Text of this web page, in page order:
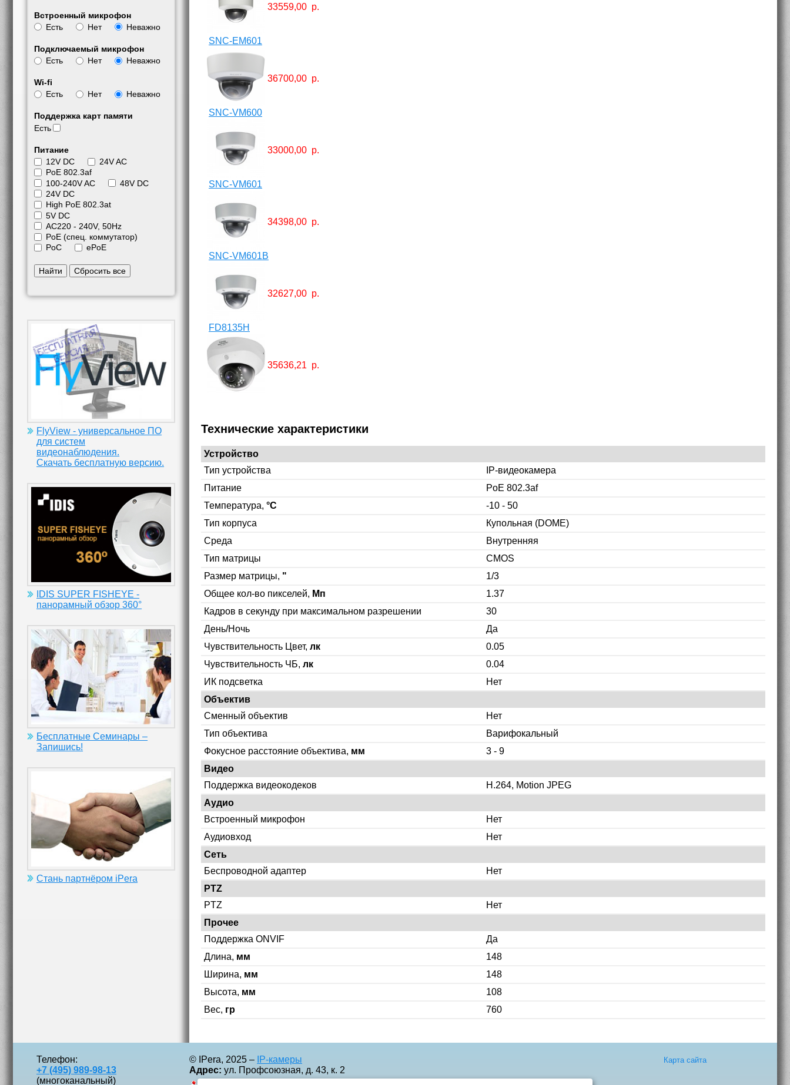
Встроенный микрофон
Есть
Нет Неважно
Подключаемый микрофон
Есть
Нет Неважно
Wi-fi
Есть
Нет Неважно
Поддержка карт памяти
Есть
Питание
12V DC
24V AC
PoE 802.3af
100-240V AC
48V DC
24V DC
High PoE 802.3at
5V DC
АС220 - 240V, 50Hz
PoE (спец. коммутатор)
PoC
ePoE
Найти Сбросить все
FlyView - универсальное ПО
для систем
видеонаблюдения.
Скачать бесплатную версию.
IDIS SUPER FISHEYE -
панорамный обзор 360°
Бесплатные Семинары –
Запишись!
Стань партнёром iPera
33559,00 р.
SNC-EM601
36700,00 р.
SNC-VM600
33000,00 р.
SNC-VM601
34398,00 р.
SNC-VM601B
32627,00 р.
FD8135H
35636,21 р.
Технические характеристики
Устройство
Тип устройства
IP-видеокамера
Питание
PoE 802.3af
Температура, °C
-10 - 50
Тип корпуса
Купольная (DOME)
Среда
Внутренняя
Тип матрицы
CMOS
Размер матрицы, "
1/3
Общее кол-во пикселей, Мп
1.37
Кадров в секунду при максимальном разрешении
30
День/Ночь
Да
Чувствительность Цвет, лк
0.05
Чувствительность ЧБ, лк
0.04
ИК подсветка
Нет
Объектив
Сменный объектив
Нет
Тип объектива
Варифокальный
Фокусное расстояние объектива, мм
3 - 9
Видео
Поддержка видеокодеков
H.264, Motion JPEG
Аудио
Встроенный микрофон
Нет
Аудиовход
Нет
Сеть
Беспроводной адаптер
Нет
PTZ
PTZ
Нет
Прочее
Поддержка ONVIF
Да
Длина, мм
148
Ширина, мм
148
Высота, мм
108
Вес, гр 760
Телефон:
+7 (495) 989-98-13
(многоканальный)
Карта сайта
© IPera, 2025 – IP-камеры
Адрес: ул. Профсоюзная, д. 43, к. 2